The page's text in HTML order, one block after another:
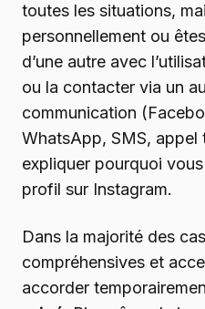
toutes les situations,
personnellement ou
d’une autre avec
ou la contacter via un
communication
WhatsApp, SMS,
expliquer pourquoi
profil sur Instagram.
Dans la majorité des
compréhensives et
accorder